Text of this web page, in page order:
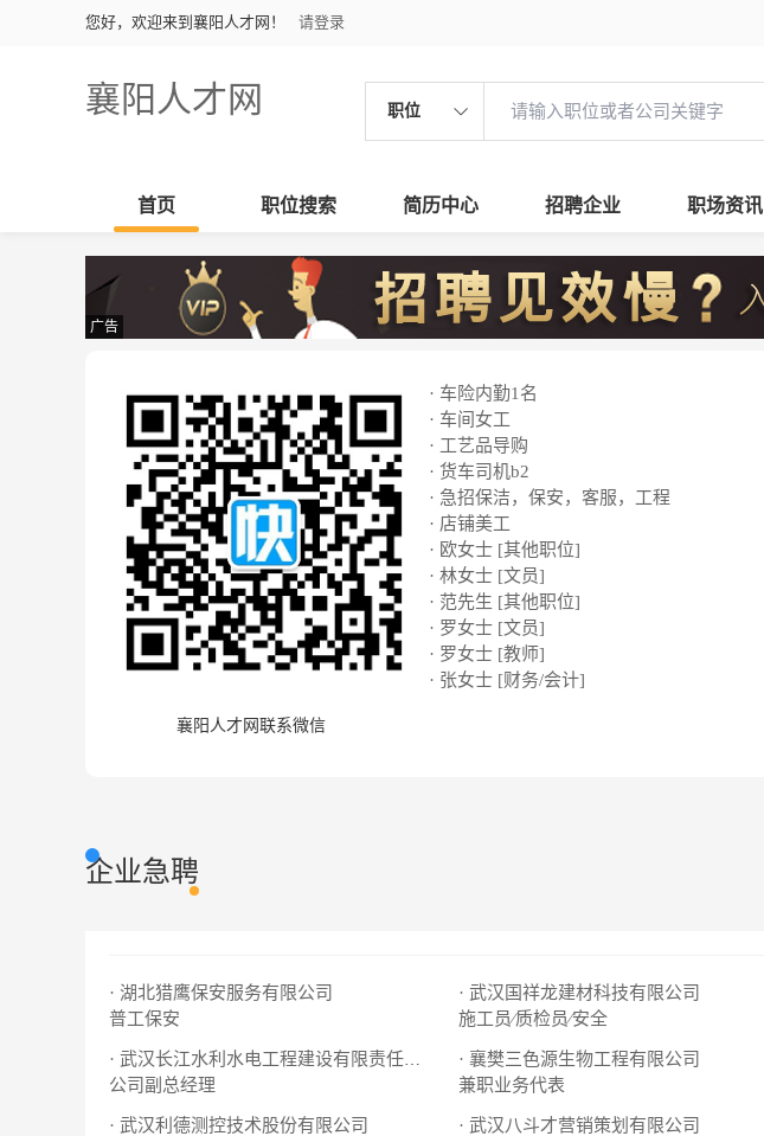
您好，欢迎来到襄阳人才网！ 请登录
襄阳人才网 职位
首页 职位搜索 简历中心 招聘企业 职场资讯
广告
襄阳人才网联系微信
· 车险内勤1名
· 车间女工
· 工艺品导购
· 货车司机b2
· 急招保洁，保安，客服，工程
· 店铺美工
· 欧女士 [其他职位]
· 林女士 [文员]
· 范先生 [其他职位]
· 罗女士 [文员]
· 罗女士 [教师]
· 张女士 [财务/会计]
企业急聘
· 湖北猎鹰保安服务有限公司
普工保安
· 武汉国祥龙建材科技有限公司
施工员∕质检员∕安全
· 武汉长江水利水电工程建设有限责任公司
公司副总经理
· 襄樊三色源生物工程有限公司
兼职业务代表
· 武汉利德测控技术股份有限公司
· 武汉八斗才营销策划有限公司